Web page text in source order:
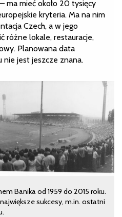
ma mieć około 20 tysięcy
kryteria. Ma na nim
Czech, a w jego
różne lokale, restauracje,
Planowana data
nie jest jeszcze znana.
Banika od 1959 do 2015 roku.
sukcesy, m.in. ostatni